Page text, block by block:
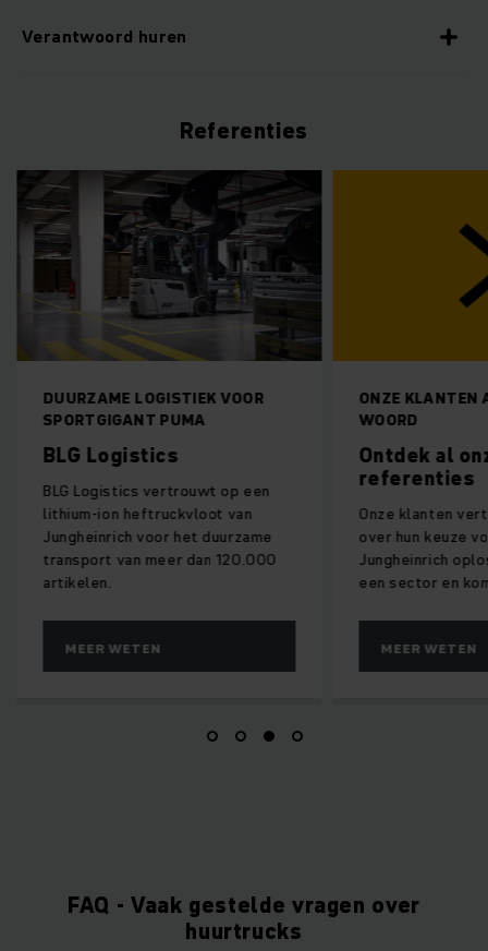
Verantwoord huren
Referenties
DUURZAME LOGISTIEK VOOR
SPORTGIGANT PUMA
BLG Logistics
BLG Logistics vertrouwt op een
lithium-ion heftruckvloot van
Jungheinrich voor het duurzame
transport van meer dan 120.000
artikelen.
MEER WETEN
ONZE KLANTEN
WOORD
Ontdek al
referenties
Onze klanten
over hun keuze
Jungheinrich
een sector en
MEER WETEN
FAQ - Vaak gestelde vragen over
huurtrucks